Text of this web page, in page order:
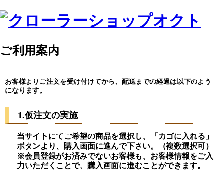
ご利用案内
お客様よりご注文を受け付けてから、配送までの経過は以下のよう
になります。
1.仮注文の実施
当サイトにてご希望の商品を選択し、「カゴに入れる」
ボタンより、購入画面に進んで下さい。（複数選択可）
※会員登録がお済みでないお客様も、お客様情報をご入
力いただくことで、購入画面に進むことができます。